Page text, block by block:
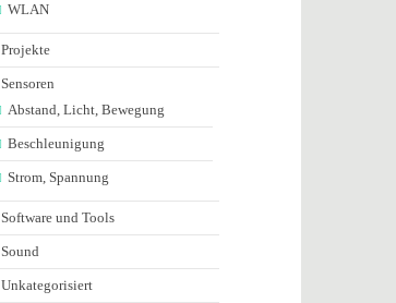
WLAN
Projekte
Sensoren
Abstand, Licht, Bewegung
Beschleunigung
Strom, Spannung
Software und Tools
Sound
Unkategorisiert